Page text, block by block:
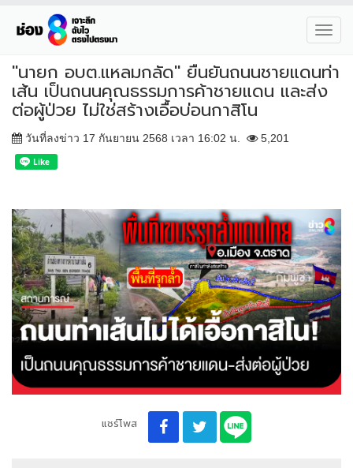
"นายก อบต.แหลมกลัด" ยืนยันถนนชายแดนท่า
เส้น เป็นถนนคุณธรรมการค้าชายแดน และส่ง
ต่อผู้ป่วย ไม่ใช่สร้างเอื้อบ่อนกาสิโน
วันที่ลงข่าว 17 กันยายน 2568 เวลา 16:02 น. 5,201
แชร์โพส